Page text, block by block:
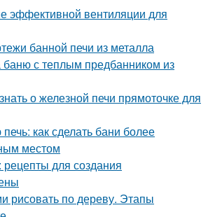
эффективной вентиляции для
банной печи из металла
с теплым предбанником из
о железной печи прямоточке для
как сделать бани более
местом
рецепты для создания
рисовать по дереву. Этапы